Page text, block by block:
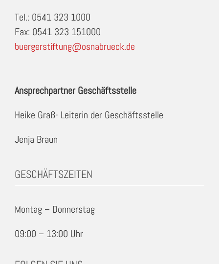
Tel.: 0541 323 1000
Fax: 0541 323 151000
buergerstiftung@osnabrueck.de
Ansprechpartner Geschäftsstelle
Heike Graß- Leiterin der Geschäftsstelle
Jenja Braun
GESCHÄFTSZEITEN
Montag – Donnerstag
09:00 – 13:00 Uhr